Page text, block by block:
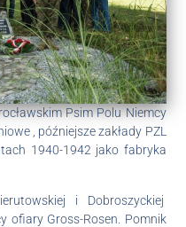
Psim Polu Niemcy
, późniejsze zakłady PZL
1940-1942 jako fabryka
i Dobroszyckiej
ofiary Gross-Rosen. Pomnik